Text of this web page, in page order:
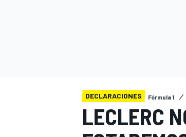
DECLARACIONES Fórmula 1
LECLERC